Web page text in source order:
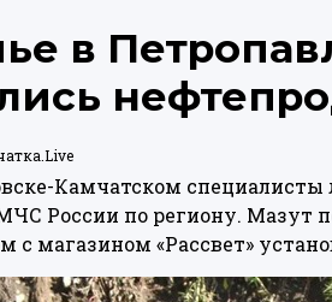
в
Камчатском
России по региону. Мазут
с магазином «Рассвет»